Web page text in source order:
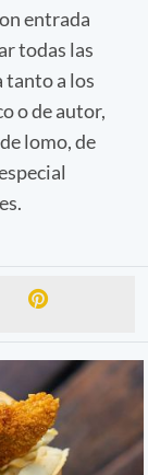
entrada
todas las
tanto a los
o de autor,
lomo, de